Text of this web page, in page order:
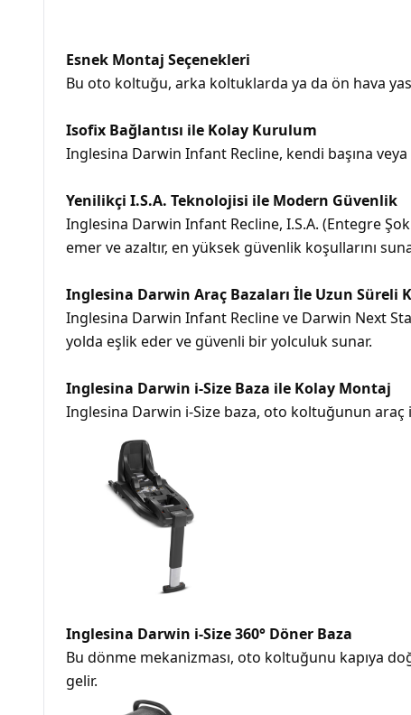
Esnek Montaj Seçenekleri
Bu oto koltuğu, arka koltuklarda ya da ön hava
Isofix Bağlantısı ile Kolay Kurulum
Inglesina Darwin Infant Recline, kendi başına
Yenilikçi I.S.A. Teknolojisi ile Modern Güvenlik
Inglesina Darwin Infant Recline, I.S.A. (Entegre
emer ve azaltır, en yüksek güvenlik koşullarını
Inglesina Darwin Araç Bazaları İle Uzun Süreli
Inglesina Darwin Infant Recline ve Darwin Next
yolda eşlik eder ve güvenli bir yolculuk sunar.
Inglesina Darwin i-Size Baza ile Kolay Montaj
Inglesina Darwin i-Size baza, oto koltuğunun araç
Inglesina Darwin i-Size 360° Döner Baza
Bu dönme mekanizması, oto koltuğunu kapıya
gelir.